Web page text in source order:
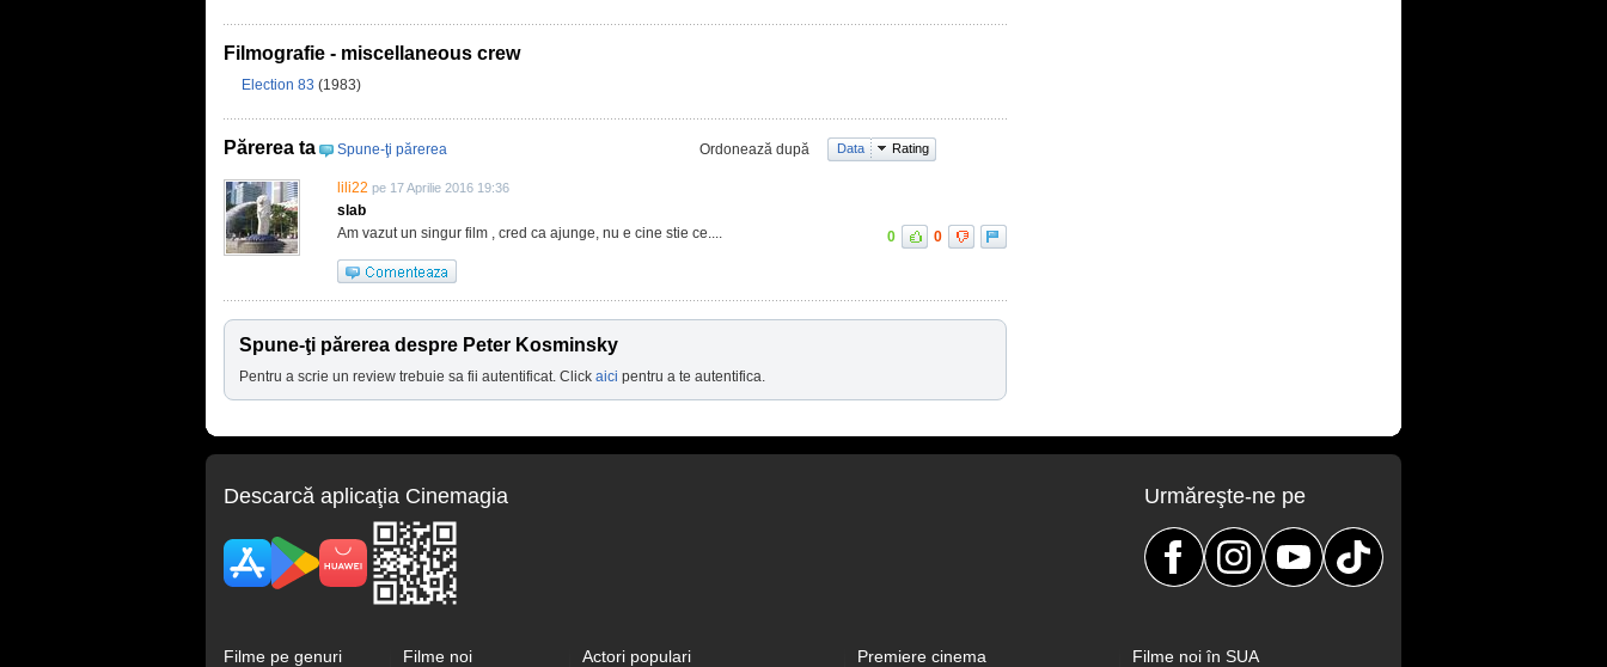
Filmografie - miscellaneous crew
Election 83 (1983)
Părerea ta Spune-ţi părerea Ordonează după Data Rating
lili22 pe 17 Aprilie 2016 19:36
slab
Am vazut un singur film , cred ca ajunge, nu e cine stie ce....
0 0
Spune-ţi părerea despre Peter Kosminsky
Pentru a scrie un review trebuie sa fii autentificat. Click aici pentru a te autentifica.
Descarcă aplicaţia Cinemagia Urmăreşte-ne pe
Filme pe genuri Filme noi Actori populari Premiere cinema Filme noi în SUA